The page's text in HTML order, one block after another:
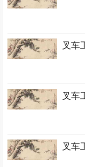
叉车
叉车
叉车